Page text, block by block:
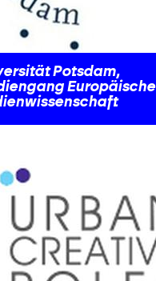
Potsdam,
Europäische